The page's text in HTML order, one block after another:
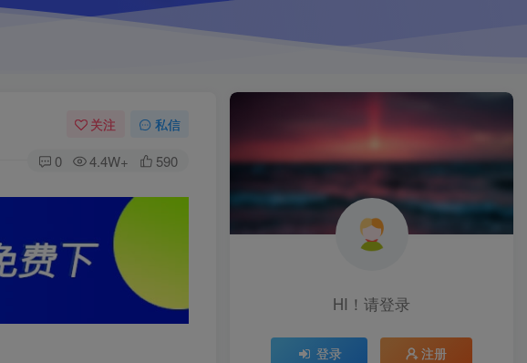
关注 私信
0 4.4W+ 590
HI！请登录
登录 注册